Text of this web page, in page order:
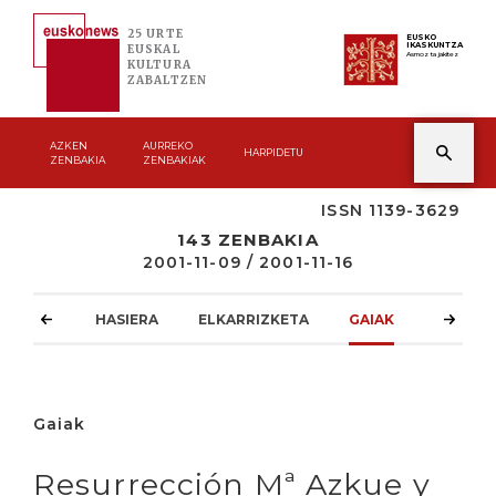
25 URTE
EUSKAL
KULTURA
ZABALTZEN
EUSKO
IKASKUNTZA
Asmoz ta jakitez
AZKEN
ZENBAKIA
AURREKO
ZENBAKIAK
HARPIDETU
ISSN 1139-3629
143 ZENBAKIA
2001-11-09 / 2001-11-16
HASIERA ELKARRIZKETA GAIAK
Gaiak
Resurrección Mª Azkue y